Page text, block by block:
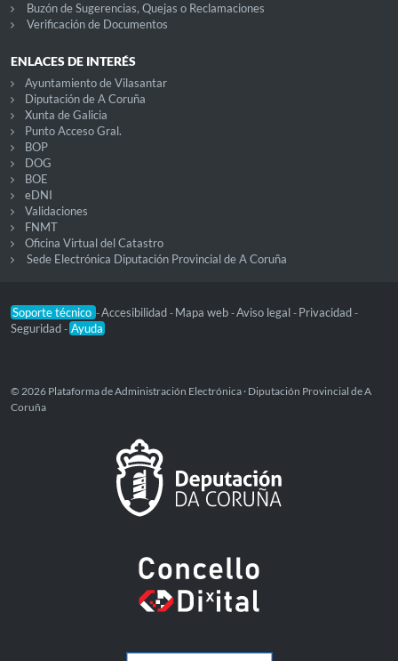
Buzón de Sugerencias, Quejas o Reclamaciones
Verificación de Documentos
ENLACES DE INTERÉS
Ayuntamiento de Vilasantar
Diputación de A Coruña
Xunta de Galicia
Punto Acceso Gral.
BOP
DOG
BOE
eDNI
Validaciones
FNMT
Oficina Virtual del Catastro
Sede Electrónica Diputación Provincial de A Coruña
Soporte técnico -Accesibilidad - Mapa web -Aviso legal - Privacidad -
Seguridad - Ayuda
© 2026 Plataforma de Administración Electrónica · Diputación Provincial de A
Coruña